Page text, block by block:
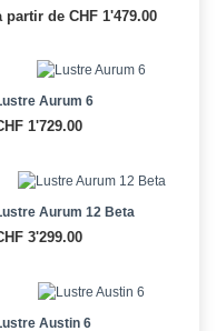
partir de CHF 1'479.00
Aurum 6
1'729.00
Aurum 12 Beta
3'299.00
Austin 6